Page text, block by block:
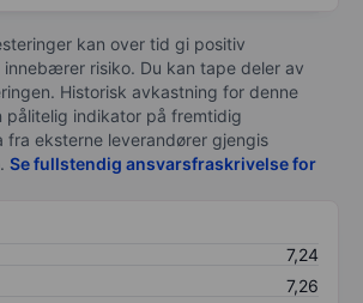
kan over tid gi positiv
innebærer risiko. Du kan tape deler av
Historisk avkastning for denne
pålitelig indikator på fremtidig
fra eksterne leverandører gjengis
Se fullstendig ansvarsfraskrivelse for
7,24
7,26